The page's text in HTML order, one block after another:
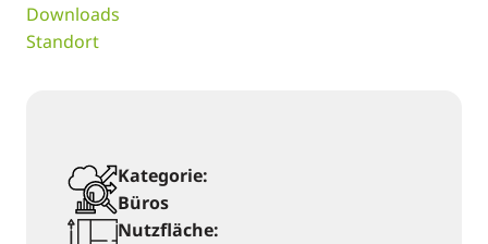
Downloads
Standort
Kategorie:
Büros
Nutzfläche: